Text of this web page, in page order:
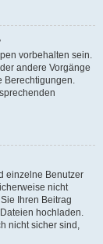
vorbehalten sein.
andere Vorgänge
Berechtigungen.
einzelne Benutzer
nicht
Ihren Beitrag
hochladen.
nicht sicher sind,